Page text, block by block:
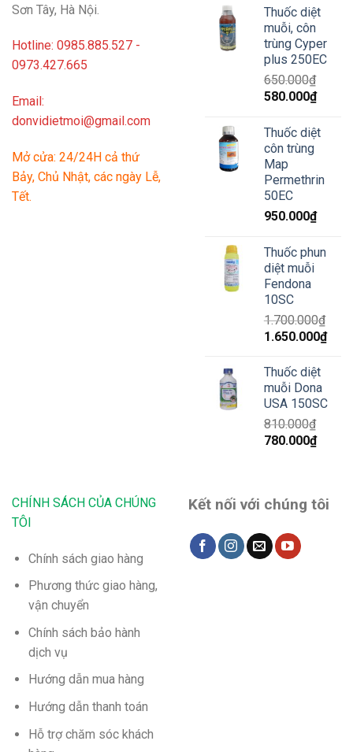
Sơn Tây, Hà Nội.
Hotline: 0985.885.527 -
0973.427.665
Email:
donvidietmoi@gmail.com
Mở cửa: 24/24H cả thứ
Bảy, Chủ Nhật, các ngày Lễ,
Tết.
là:
630.000₫.
tại
là:
Thuốc diệt
muỗi, côn
trùng Cyper
plus 250EC
650.000₫
Giá
là:
650.000₫.
580.000₫Giá
tại
Thuốc diệt
côn trùng
Map
Permethrin
50EC
950.000₫
Thuốc phun
diệt muỗi
Fendona
10SC
1.700.000₫
Giá
là:
1.700.000₫.
1.650.000₫Giá
Thuốc diệt
muỗi Dona
USA 150SC
810.000₫
Giá
780.000₫Giá
CHÍNH SÁCH CỦA CHÚNG
TÔI
Chính sách giao hàng
Phương thức giao hàng,
vận chuyển
Chính sách bảo hành
dịch vụ
Hướng dẫn mua hàng
Hướng dẫn thanh toán
Hỗ trợ chăm sóc khách
Kết nối với chúng tôi